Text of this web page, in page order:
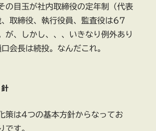
の目玉が社内取締役の定年制（代表
取締役、執行役員、監査役は67
が、しかし、、、いきなり例外あり
会長は続投。なんだこれ。
策は4つの基本方針からなってお
です。